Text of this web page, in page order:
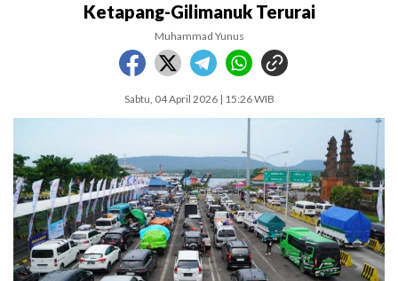
Ketapang-Gilimanuk Terurai
Muhammad Yunus
Sabtu, 04 April 2026 | 15:26 WIB